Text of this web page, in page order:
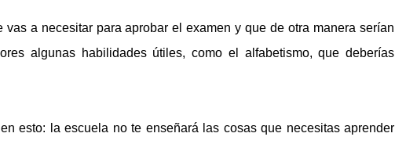
a necesitar para aprobar el examen y que de otra manera serían
algunas habilidades útiles, como el alfabetismo, que deberías
esto: la escuela no te enseñará las cosas que necesitas aprender